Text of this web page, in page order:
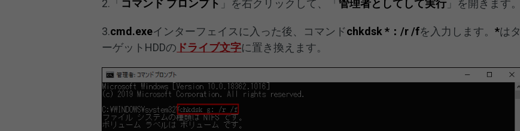
2.「 コマンド プロンプト 」を右クリックして、「管理者としてして実行 」を開きます。
3.cmd.exeインターフェイスに入った後、コマンドchkdsk *：/r /fを入力します。*はタ
ーゲットHDDの ドライブ文字に置き換えます。